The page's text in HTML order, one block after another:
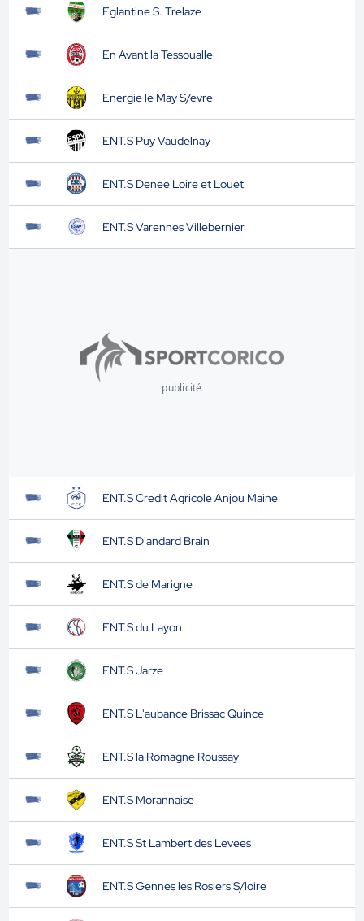
Eglantine S. Trelaze
En Avant la Tessoualle
Energie le May S/evre
ENT.S Puy Vaudelnay
ENT.S Denee Loire et Louet
ENT.S Varennes Villebernier
publicité
ENT.S Credit Agricole Anjou Maine
ENT.S D'andard Brain
ENT.S de Marigne
ENT.S du Layon
ENT.S Jarze
ENT.S L'aubance Brissac Quince
ENT.S la Romagne Roussay
ENT.S Morannaise
ENT.S St Lambert des Levees
ENT.S Gennes les Rosiers S/loire